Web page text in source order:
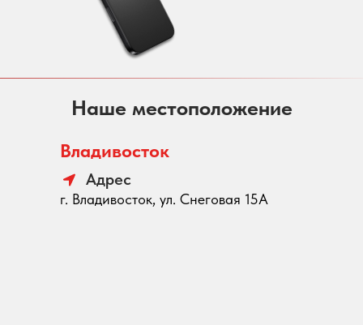
Наше местоположение
Владивосток
Адрес
г. Владивосток, ул. Снеговая 15А